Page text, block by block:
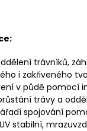
trávníků,
i zakřiveného
v půdě pomocí
trávy a
spojování
stabilní,